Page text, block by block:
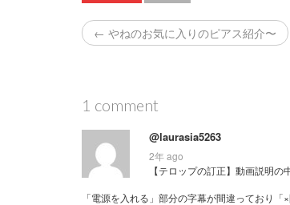
← やねのお気に入りのピアス紹介〜
1 comment
@laurasia5263
2年 ago
【テロップの訂正】動画説明の
「電源を入れる」部分の字幕が間違っており